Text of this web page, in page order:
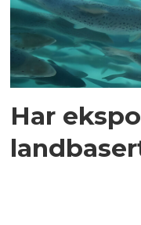
Har